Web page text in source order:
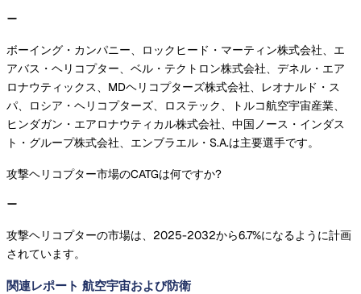
ボーイング・カンパニー、ロックヒード・マーティン株式会社、エ
アバス・ヘリコプター、ベル・テクトロン株式会社、デネル・エア
ロナウティックス、MDヘリコプターズ株式会社、レオナルド・ス
パ、ロシア・ヘリコプターズ、ロステック、トルコ航空宇宙産業、
ヒンダガン・エアロナウティカル株式会社、中国ノース・インダス
ト・グループ株式会社、エンブラエル・S.A.は主要選手です。
攻撃ヘリコプター市場のCATGは何ですか?
攻撃ヘリコプターの市場は、2025-2032から6.7%になるように計画
されています。
関連レポート 航空宇宙および防衛